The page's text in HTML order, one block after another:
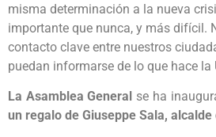
misma determinación a la nueva
importante que nunca, y más difícil.
contacto clave entre nuestros
puedan informarse de lo que hace la
La Asamblea General se ha
un regalo de Giuseppe Sala, alcalde